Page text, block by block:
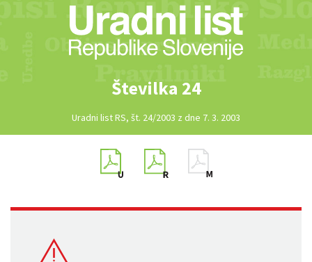
Številka 24
Uradni list RS, št. 24/2003 z dne 7. 3. 2003